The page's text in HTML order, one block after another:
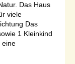
Das Haus
viele
Das
1 Kleinkind
eine